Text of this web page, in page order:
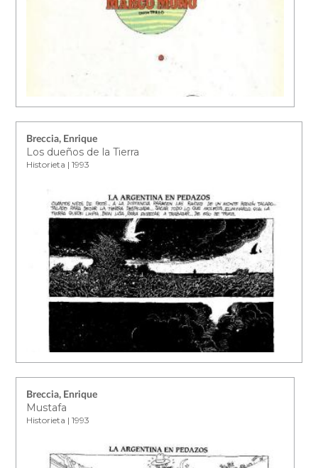
Breccia, Enrique
Los dueños de la Tierra
Historieta | 1993
Breccia, Enrique
Mustafa
Historieta | 1993